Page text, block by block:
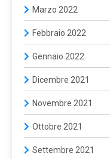
Marzo 2022
Febbraio 2022
Gennaio 2022
Dicembre 2021
Novembre 2021
Ottobre 2021
Settembre 2021